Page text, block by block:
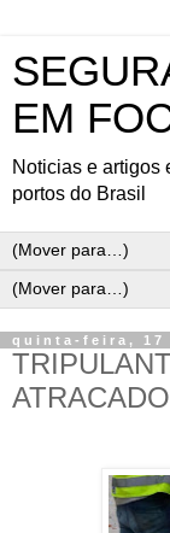
EM
Noticias e artigos
portos do Brasil
quinta-feira, 17